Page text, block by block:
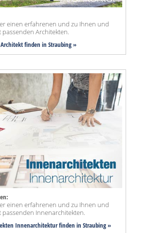
einen erfahrenen und zu Ihnen und
passenden Architekten.
finden in Straubing »
einen erfahrenen und zu Ihnen und
passenden Innenarchitekten.
Innenarchitektur finden in Straubing »